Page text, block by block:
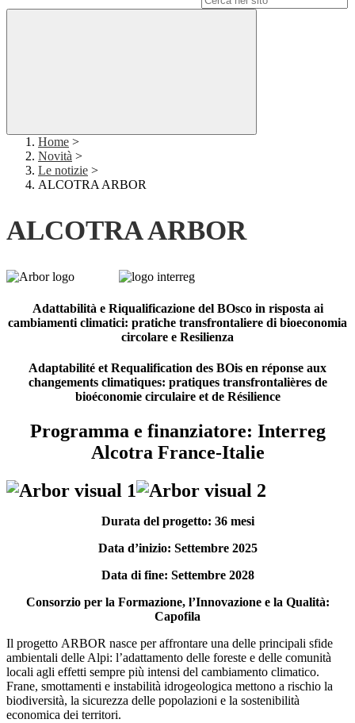
Home >
Novità >
Le notizie >
ALCOTRA ARBOR
ALCOTRA ARBOR
Adattabilità e Riqualificazione del BOsco in risposta ai
cambiamenti climatici: pratiche transfrontaliere di bioeconomia
circolare e Resilienza
Adaptabilité et Requalification des BOis en réponse aux
changements climatiques: pratiques transfrontalières de
bioéconomie circulaire et de Résilience
Programma e finanziatore: Interreg
Alcotra France-Italie
Durata del progetto: 36 mesi
Data d’inizio: Settembre 2025
Data di fine: Settembre 2028
Consorzio per la Formazione, l’Innovazione e la Qualità:
Capofila
Il progetto ARBOR nasce per affrontare una delle principali sfide
ambientali delle Alpi: l’adattamento delle foreste e delle comunità
locali agli effetti sempre più intensi del cambiamento climatico.
Frane, smottamenti e instabilità idrogeologica mettono a rischio la
biodiversità, la sicurezza delle popolazioni e la sostenibilità
economica dei territori.